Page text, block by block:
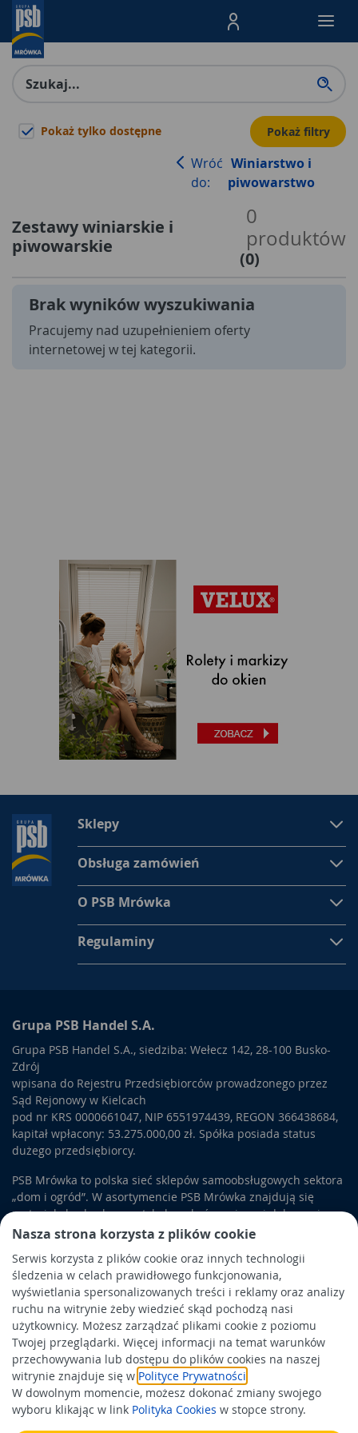
Nasza strona korzysta z plików cookie
Serwis korzysta z plików cookie oraz innych technologii
śledzenia w celach prawidłowego funkcjonowania,
wyświetlania spersonalizowanych treści i reklamy oraz analizy
ruchu na witrynie żeby wiedzieć skąd pochodzą nasi
użytkownicy. Możesz zarządzać plikami cookie z poziomu
Twojej przeglądarki. Więcej informacji na temat warunków
przechowywania lub dostępu do plików cookies na naszej
witrynie znajduje się w Polityce Prywatności
W dowolnym momencie, możesz dokonać zmiany swojego
wyboru klikając w link Polityka Cookies w stopce strony.
Menu Produktów,
Pokaż tylko dostępne Pokaż filtry
Wróć
do:
Winiarstwo i
piwowarstwo
Zestawy winiarskie i
piwowarskie
0
produktów
(0)
Brak wyników wyszukiwania
Pracujemy nad uzupełnieniem oferty
internetowej w tej kategorii.
Sklepy
Obsługa zamówień
O PSB Mrówka
Regulaminy
Grupa PSB Handel S.A.
Grupa PSB Handel S.A., siedziba: Wełecz 142, 28-100 Busko-
Zdrój
wpisana do Rejestru Przedsiębiorców prowadzonego przez
Sąd Rejonowy w Kielcach
pod nr KRS 0000661047, NIP 6551974439, REGON 366438684,
kapitał wpłacony: 53.275.000,00 zł. Spółka posiada status
dużego przedsiębiorcy.
PSB Mrówka to polska sieć sklepów samoobsługowych sektora
„dom i ogród”. W asortymencie PSB Mrówka znajdują się
materiały budowlane, artykuły wykończeniowe i dekoracyjne,
wyposażenie łazienek i kuchni, elektronarzędzia, a także
artykuły związane z ogrodem i otoczeniem domu.
Obowiązek informacyjny
Polityka prywatności
Polityka Cookies
Odbiór zużytego sprzętu
Wspierają nas: